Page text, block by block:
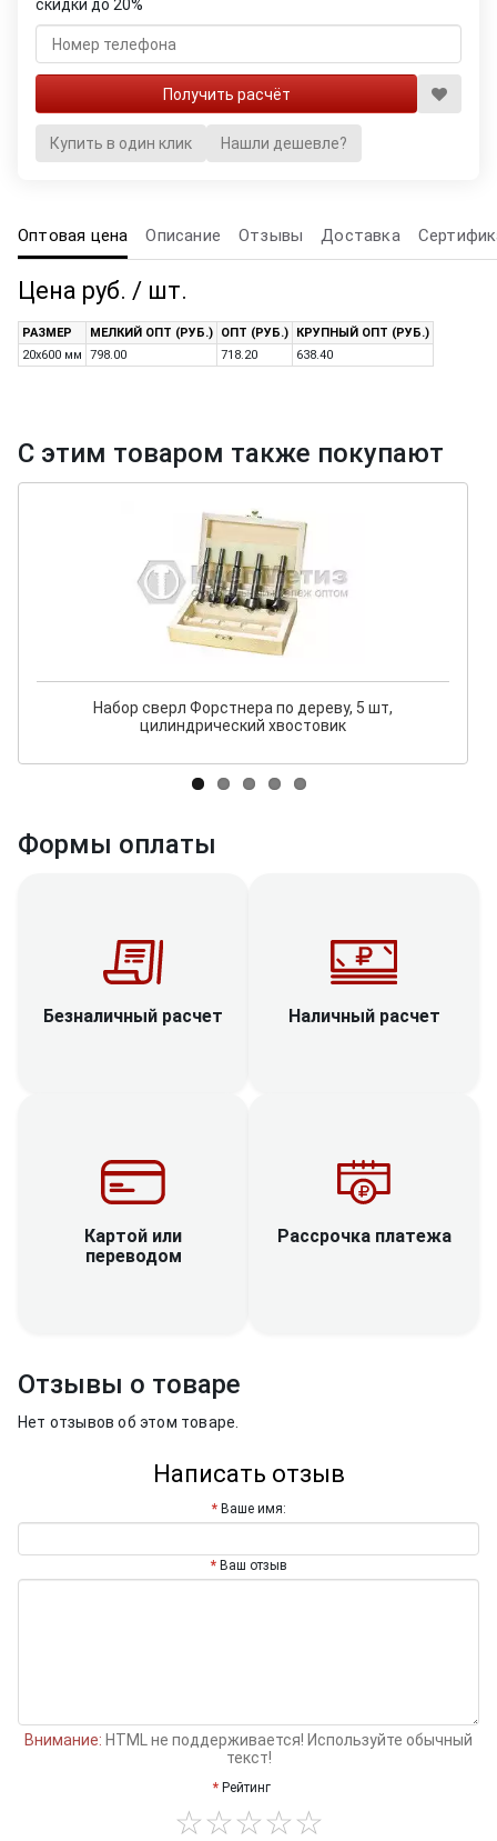
скидки до 20%
Купить в один клик Нашли дешевле?
Оптовая цена Описание Отзывы Доставка
Цена руб. / шт.
РАЗМЕР МЕЛКИЙ ОПТ (РУБ.) ОПТ (РУБ.)
КРУПНЫЙ ОПТ (РУБ.)
20х600 мм
798.00 718.20 638.40
С этим товаром также покупают
Набор сверл Форстнера по дереву, 5 шт,
цилиндрический хвостовик
Формы оплаты
Безналичный расчет Наличный расчет
Картой или
переводом
Рассрочка платежа
Отзывы о товаре
Нет отзывов об этом товаре.
Написать отзыв
Ваше имя:
Ваш отзыв
Внимание: HTML не поддерживается! Используйте обычный
текст!
Рейтинг